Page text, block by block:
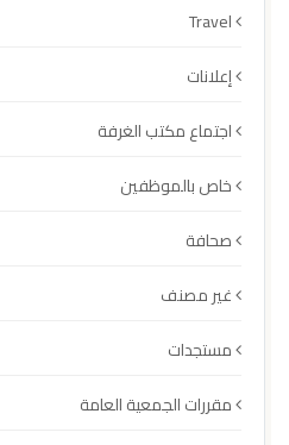
Travel
إعلانات
اجتماع مكتب الغرفة
خاص بالموظفين
صحافة
غير مصنف
مستجدات
مقررات الجمعية العامة